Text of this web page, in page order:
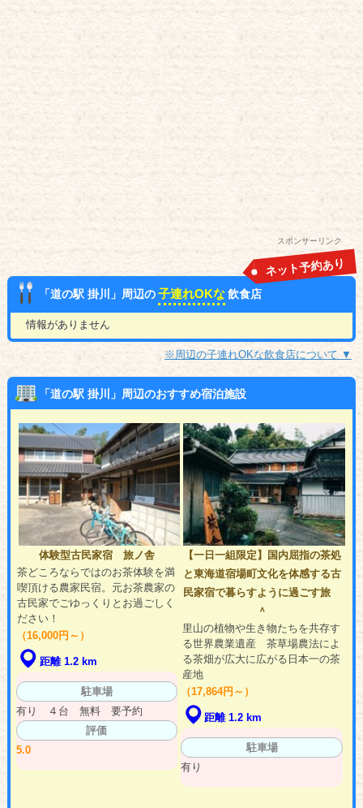
スポンサーリンク
「道の駅 掛川」周辺の子連れOKな 飲食店
ネット予約あり
情報がありません
※周辺の子連れOKな飲食店について ▼
「道の駅 掛川」周辺のおすすめ宿泊施設
体験型古民家宿 旅ノ舎
茶どころならではのお茶体験を満
喫頂ける農家民宿。元お茶農家の
古民家でごゆっくりとお過ごしく
ださい！
（16,000円～）
距離 1.2 km
駐車場
有り ４台 無料 要予約
評価
5.0
【一日一組限定】国内屈指の茶処
と東海道宿場町文化を体感する古
民家宿で暮らすように過ごす旅
＾
里山の植物や生き物たちを共存す
る世界農業遺産 茶草場農法によ
る茶畑が広大に広がる日本一の茶
産地
（17,864円～）
距離 1.2 km
駐車場
有り